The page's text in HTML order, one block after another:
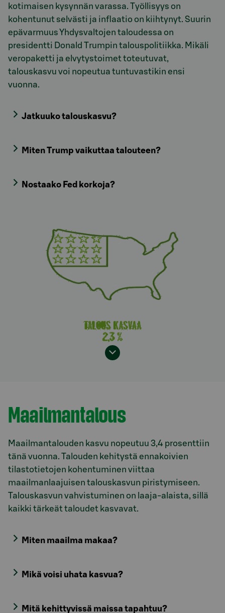
kotimaisen kysynnän varassa. Työllisyys on
kohentunut selvästi ja inflaatio on kiihtynyt. Suurin
epävarmuus Yhdysvaltojen taloudessa on
presidentti Donald Trumpin talouspolitiikka. Mikäli
veropaketti ja elvytystoimet toteutuvat,
talouskasvu voi nopeutua tuntuvastikin ensi
vuonna.
Jatkuuko talouskasvu?
Miten Trump vaikuttaa talouteen?
Nostaako Fed korkoja?
Maailmantalous
Maailmantalouden kasvu nopeutuu 3,4 prosenttiin
tänä vuonna. Talouden kehitystä ennakoivien
tilastotietojen kohentuminen viittaa
maailmanlaajuisen talouskasvun piristymiseen.
Talouskasvun vahvistuminen on laaja-alaista, sillä
kaikki tärkeät taloudet kasvavat.
Miten maailma makaa?
Mikä voisi uhata kasvua?
Mitä kehittyvissä maissa tapahtuu?